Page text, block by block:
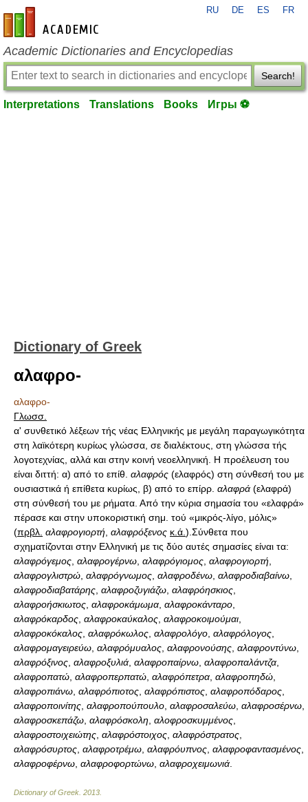
en-academic.com
RU DE ES FR
Academic Dictionaries and Encyclopedias
Search!
Interpretations Translations Books Игры ⚽
Dictionary of Greek
αλαφρο-
αλαφρο-
Γλωσσ.
α' συνθετικό λέξεων τής νέας Ελληνικής με μεγάλη παραγωγικότητα
στη λαϊκότερη κυρίως γλώσσα, σε διαλέκτους, στη γλώσσα τής
λογοτεχνίας, αλλά και στην κοινή νεοελληνική. Η προέλευση του
είναι διττή: α) από το επίθ. αλαφρός (ελαφρός) στη σύνθεσή του με
ουσιαστικά ή επίθετα κυρίως, β) από το επίρρ. αλαφρά (ελαφρά)
στη σύνθεσή του με ρήματα. Από την κύρια σημασία του «ελαφρά»
πέρασε και στην υποκοριστική σημ. τού «μικρός-λίγο, μόλις»
(πρβλ. αλαφρογιορτή αλαφρόξενος κ.ά. ).Σύνθετα που
σχηματίζονται στην Ελληνική με τις δύο αυτές σημασίες είναι τα:
αλαφρόγεμος αλαφρογέρνω αλαφρόγιομος αλαφρογιορτή
αλαφρογλιστρώ αλαφρόγνωμος αλαφροδένω αλαφροδιαβαίνω
αλαφροδιαβατάρης αλαφροζυγιάζω αλαφρόησκιος
αλαφροήσκιωτος αλαφροκάμωμα αλαφροκάνταρο
αλαφρόκαρδος αλαφροκαύκαλος αλαφροκοιμούμαι
αλαφροκόκαλος αλαφρόκωλος αλαφρολόγο αλαφρόλογος
αλαφρομαγειρεύω αλαφρόμυαλος αλαφρονούσης αλαφροντύνω
αλαφρόξινος αλαφροξυλιά αλαφροπαίρνω αλαφροπαλάντζα
αλαφροπατώ αλαφροπερπατώ αλαφρόπετρα αλαφροπηδώ
αλαφροπιάνω αλαφρόπιοτος αλαφρόπιστος αλαφροπόδαρος
αλαφροποινίτης αλαφροπούπουλο αλαφροσαλεύω αλαφροσέρνω
αλαφροσκεπάζω αλαφρόσκολη αλοφροσκυμμένος
αλαφροστοιχειώτης αλαφρόστοιχος αλαφρόστρατος
αλαφρόσυρτος αλαφροτρέμω αλαφρόυπνος αλαφροφαντασμένος
αλαφροφέρνω αλαφροφορτώνω αλαφροχειμωνιά
Dictionary of Greek 2013